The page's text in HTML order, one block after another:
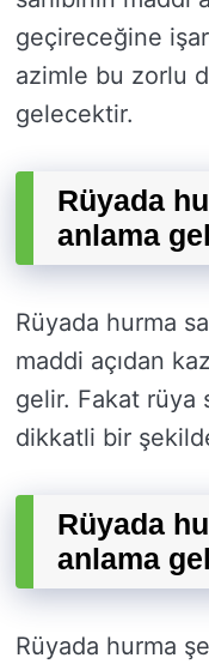
geçireceğine
azimle bu zorlu
gelecektir.
Rüyada
anlama
Rüyada hurma
maddi açıdan
gelir. Fakat rüya
dikkatli bir
Rüyada
anlama
Rüyada hurma